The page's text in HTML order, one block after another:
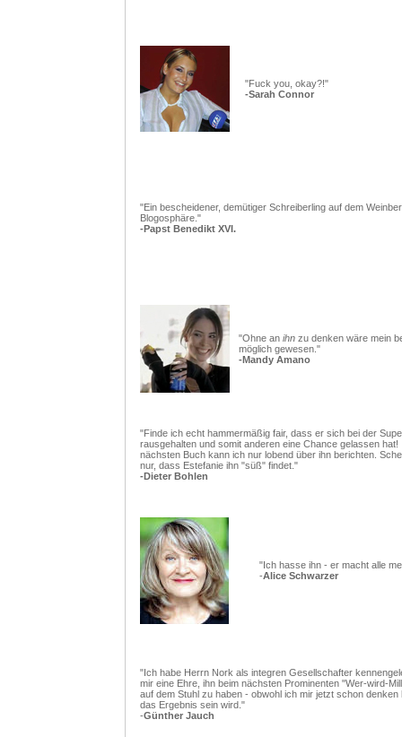
"Fuck you, okay?!"
-Sarah Connor
"Ein bescheidener, demütiger Schreiberling auf dem
Blogosphäre."
-Papst Benedikt XVI.
"Ohne an ihn zu denken wäre mein
möglich gewesen."
-Mandy Amano
"Finde ich echt hammermäßig fair, dass er sich bei der
rausgehalten und somit anderen eine Chance gelassen hat!
nächsten Buch kann ich nur lobend über ihn berichten.
nur, dass Estefanie ihn "süß" findet."
-Dieter Bohlen
"Ich hasse ihn - er macht alle
-Alice Schwarzer
"Ich habe Herrn Nork als integren Gesellschafter
mir eine Ehre, ihn beim nächsten Prominenten "Wer-wird-
auf dem Stuhl zu haben - obwohl ich mir jetzt schon denken
das Ergebnis sein wird."
-Günther Jauch